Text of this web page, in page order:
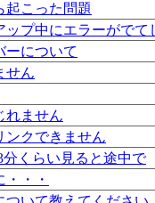
起こった問題
ップ中にエラーがでて
ーについて
せん
れません
ンクできません
くらい見ると途中で
・・